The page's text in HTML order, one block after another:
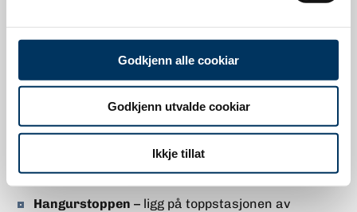
Godkjenn alle cookiar
Godkjenn utvalde cookiar
Ikkje tillat
Oppmøtestad
Voss Resort har to skiskule-stader:
Hangurstoppen – ligg på toppstasjonen av